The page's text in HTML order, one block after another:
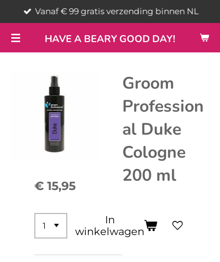
direct
naar
de
HAVE A BEARY GOOD DAY!
Vanaf € 99 gratis verzending binnen NL
Groom
Profession
al Duke
Cologne
200 ml
€ 15,95
In
winkelwagen